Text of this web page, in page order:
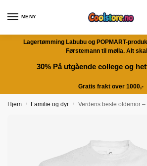
MENY
Lagertømming Labubu og POPMART-
Førstemann til mølla. Alt
30% På utgående college og
Gratis frakt over 1000,-
Hjem / Familie og dyr / Verdens beste oldemor – T-skjorte